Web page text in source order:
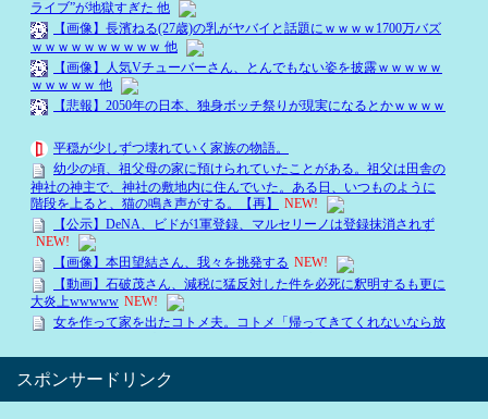
スポンサードリンク